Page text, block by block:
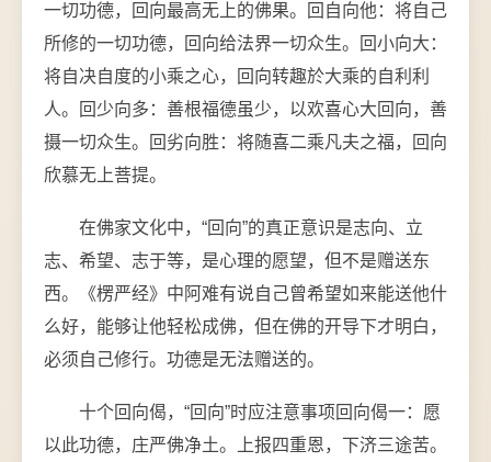
一切功德，回向最高无上的佛果。回自向他：将自己
所修的一切功德，回向给法界一切众生。回小向大：
将自决自度的小乘之心，回向转趣於大乘的自利利
人。回少向多：善根福德虽少，以欢喜心大回向，善
摄一切众生。回劣向胜：将随喜二乘凡夫之福，回向
欣慕无上菩提。
在佛家文化中，“回向”的真正意识是志向、立
志、希望、志于等，是心理的愿望，但不是赠送东
西。《楞严经》中阿难有说自己曾希望如来能送他什
么好，能够让他轻松成佛，但在佛的开导下才明白，
必须自己修行。功德是无法赠送的。
十个回向偈，“回向”时应注意事项回向偈一：愿
以此功德，庄严佛净土。上报四重恩，下济三途苦。